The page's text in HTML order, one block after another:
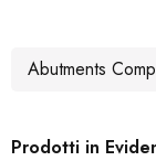
Prodotti in